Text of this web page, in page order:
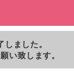
ました。
い致します。